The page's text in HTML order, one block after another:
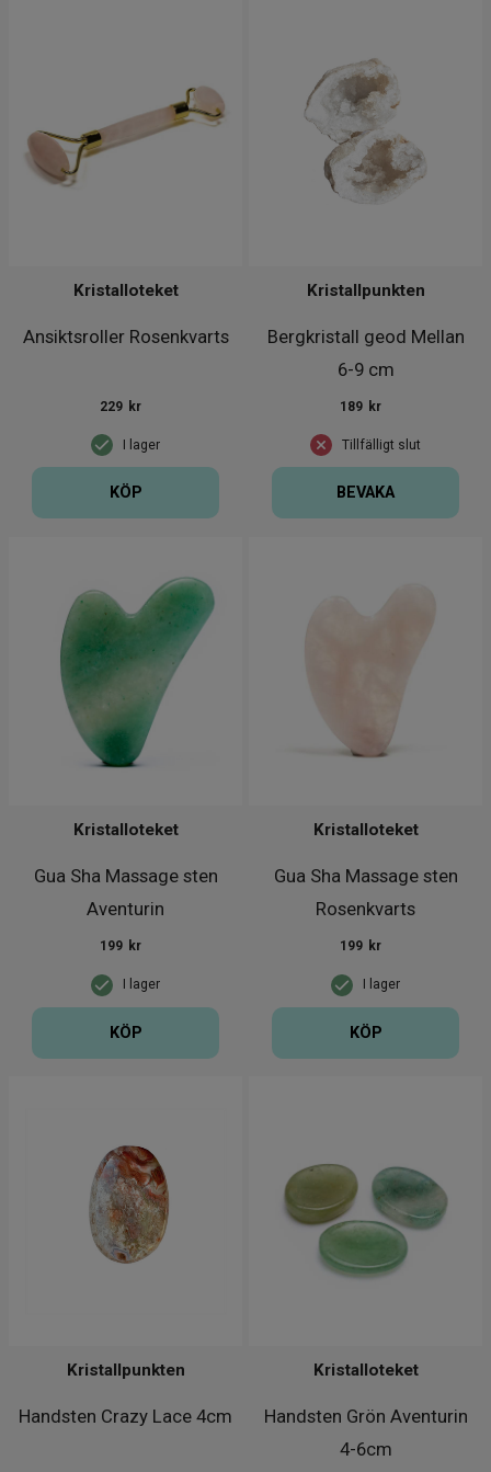
Ansiktsroller Rosenkvarts
Kristalloteket
I lager
229 kr
KÖP
Bergkristall geod Mellan
6-9 cm
Kristallpunkten
Tillfälligt slut
189 kr
BEVAKA
Gua Sha Massage sten
Aventurin
Kristalloteket
I lager
199 kr
KÖP
Gua Sha Massage sten
Rosenkvarts
Kristalloteket
I lager
199 kr
KÖP
Handsten Crazy Lace 4cm
Kristallpunkten
Handsten Grön Aventurin
4-6cm
Kristalloteket